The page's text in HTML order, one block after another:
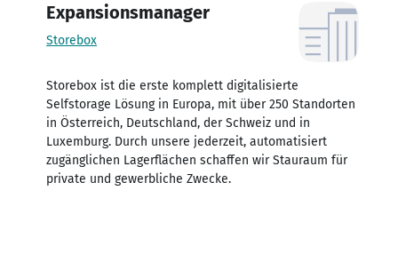
Expansionsmanager
Storebox
Storebox ist die erste komplett digitalisierte
Selfstorage Lösung in Europa, mit über 250 Standorten
in Österreich, Deutschland, der Schweiz und in
Luxemburg. Durch unsere jederzeit, automatisiert
zugänglichen Lagerflächen schaffen wir Stauraum für
private und gewerbliche Zwecke.